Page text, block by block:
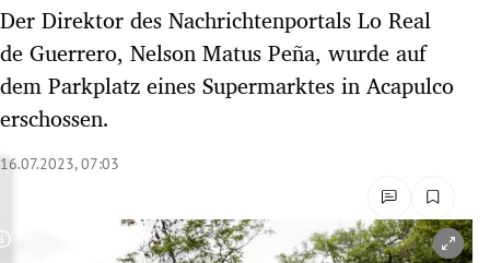
Untermenü
Untermenü
Untermenü
Untermenü
Der Direktor des Nachrichtenportals Lo Real
de Guerrero, Nelson Matus Peña, wurde auf
dem Parkplatz eines Supermarktes in Acapulco
erschossen.
16.07.2023, 07:03
Copyright-Hinweis öffnen/schließen